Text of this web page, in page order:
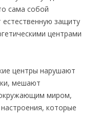
сама собой
естественную защиту
центрами
центры нарушают
мешают
миром,
которые